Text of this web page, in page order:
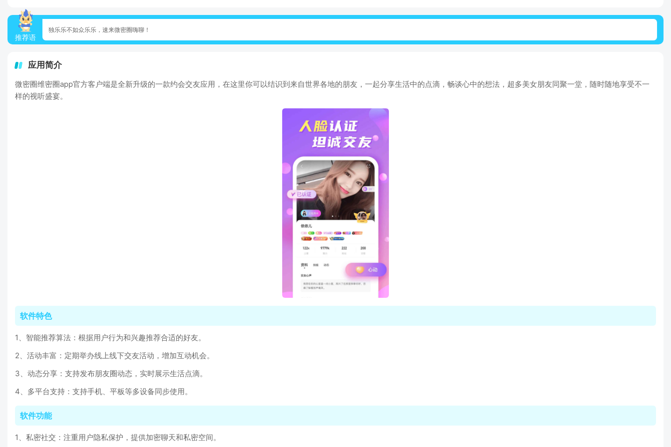
推荐语
独乐乐不如众乐乐，速来微密圈嗨聊！
应用简介
微密圈维密圈app官方客户端是全新升级的一款约会交友应用，在这里你可以结识到来自世界各地的朋友，一起分享生活中的点滴，畅谈心中的想法，超多美女朋友同聚一堂，随时随地享受不一
样的视听盛宴。
软件特色
1、智能推荐算法：根据用户行为和兴趣推荐合适的好友。
2、活动丰富：定期举办线上线下交友活动，增加互动机会。
3、动态分享：支持发布朋友圈动态，实时展示生活点滴。
4、多平台支持：支持手机、平板等多设备同步使用。
软件功能
1、私密社交：注重用户隐私保护，提供加密聊天和私密空间。